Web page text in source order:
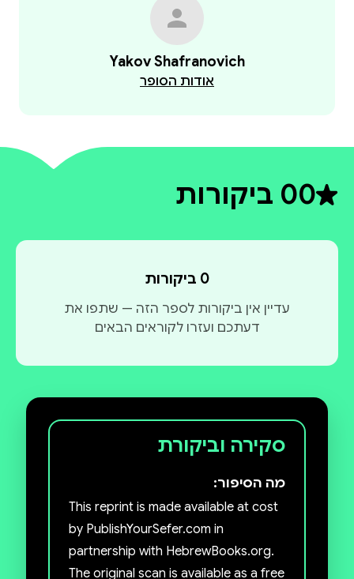
Yakov Shafranovich
אודות הסופר
0דירוג ממוצע 0 מתוך 5
0 ביקורות
0 ביקורות
עדיין אין ביקורות לספר הזה — שתפו את
דעתכם ועזרו לקוראים הבאים
סקירה וביקורת
מה הסיפור:
This reprint is made available at cost
by PublishYourSefer.com in
partnership with HebrewBooks.org.
The original scan is available as a free